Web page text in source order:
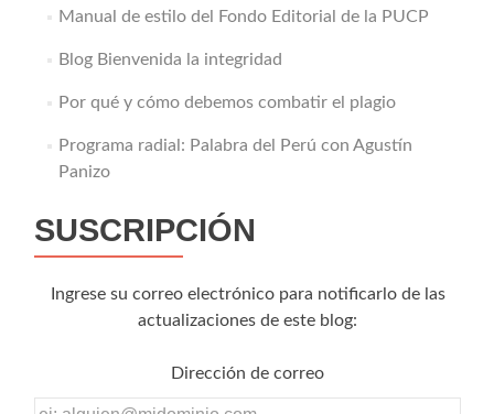
Manual de estilo del Fondo Editorial de la PUCP
Blog Bienvenida la integridad
Por qué y cómo debemos combatir el plagio
Programa radial: Palabra del Perú con Agustín
Panizo
SUSCRIPCIÓN
Ingrese su correo electrónico para notificarlo de las
actualizaciones de este blog:
Dirección de correo
Dirección